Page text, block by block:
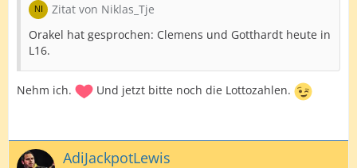
Zitat von Niklas_Tje
Orakel hat gesprochen: Clemens und Gotthardt heute in
L16.
Nehm ich. Und jetzt bitte noch die Lottozahlen.
AdiJackpotLewis